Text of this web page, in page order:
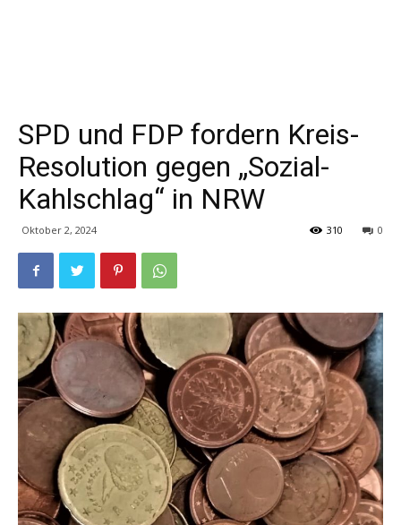
SPD und FDP fordern Kreis-
Resolution gegen „Sozial-
Kahlschlag“ in NRW
Oktober 2, 2024 0
310